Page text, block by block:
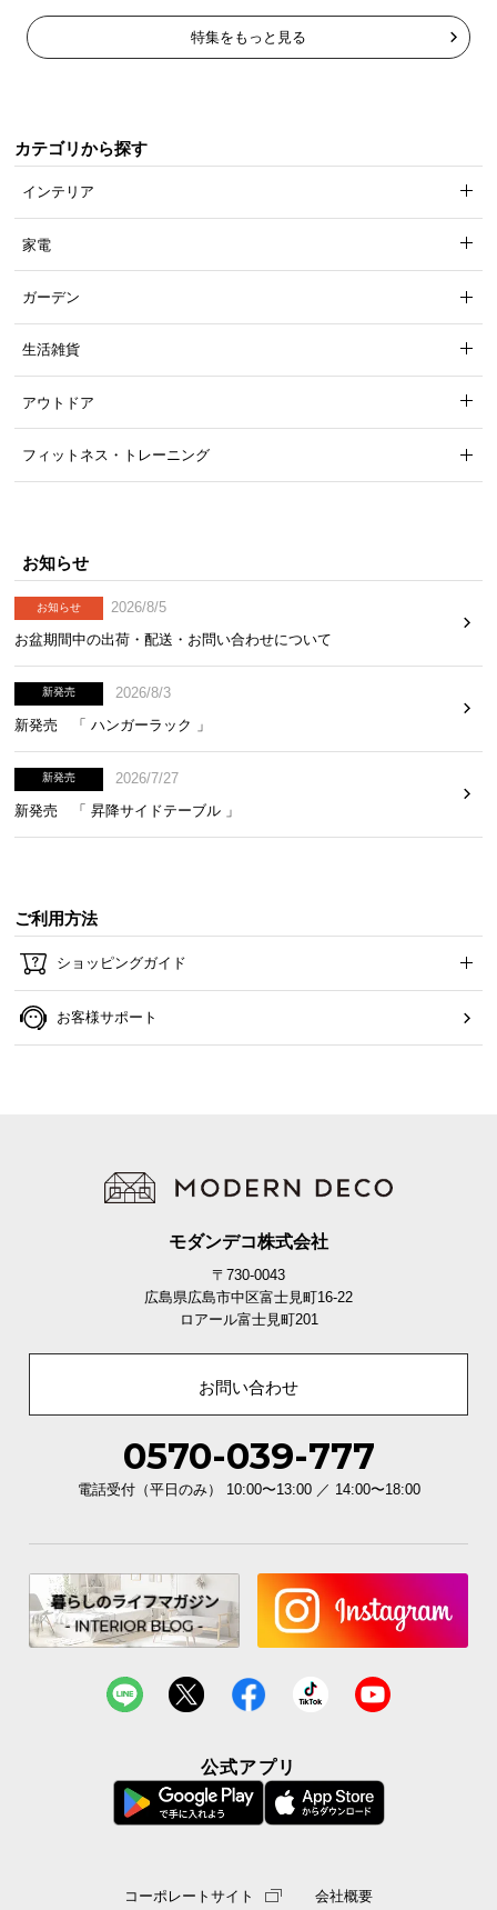
特集をもっと見る
カテゴリから探す
インテリア
家電
ガーデン
生活雑貨
アウトドア
フィットネス・トレーニング
お知らせ
お知らせ
2026/8/5
お盆期間中の出荷・配送・お問い合わせについて
新発売
2026/8/3
新発売 「 ハンガーラック 」
新発売
2026/7/27
新発売 「 昇降サイドテーブル 」
ご利用方法
ショッピングガイド
お客様サポート
モダンデコ株式会社
〒730-0043
広島県広島市中区富士見町16-22
ロアール富士見町201
お問い合わせ
0570-039-777
電話受付（平日のみ） 10:00〜13:00 ／ 14:00〜18:00
公式アプリ
コーポレートサイト 会社概要